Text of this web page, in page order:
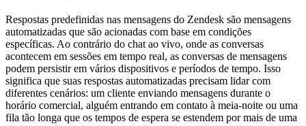
Respostas predefinidas nas mensagens do Zendesk são mensagens
automatizadas que são acionadas com base em condições
específicas. Ao contrário do chat ao vivo, onde as conversas
acontecem em sessões em tempo real, as conversas de mensagens
podem persistir em vários dispositivos e períodos de tempo. Isso
significa que suas respostas automatizadas precisam lidar com
diferentes cenários: um cliente enviando mensagens durante o
horário comercial, alguém entrando em contato à meia-noite ou uma
fila tão longa que os tempos de espera se estendem por mais de uma